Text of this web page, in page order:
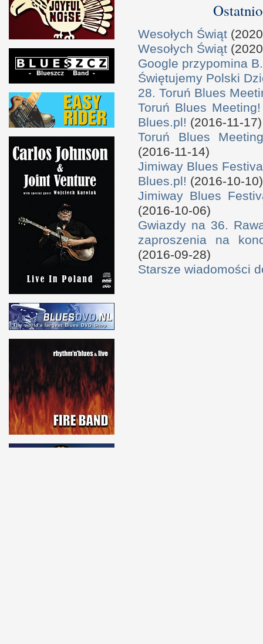
Wesołych Świąt
Wesołych Świąt
Google przypomina
Świętujemy Polski
28. Toruń Blues
Toruń Blues
Blues.pl! (2016-11-17)
Toruń Blues
(2016-11-14)
Jimiway Blues
Blues.pl! (2016-10-10)
Jimiway Blues
(2016-10-06)
Gwiazdy na 36.
zaproszenia na
(2016-09-28)
Starsze wiadomości